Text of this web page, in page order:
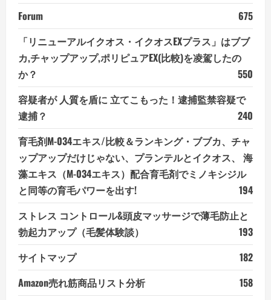
Forum
675
「リニューアルイクオス・イクオスEXプラス」はブブ
カ,チャップアップ,ポリピュアEX(比較)を凌駕したの
か？
550
容疑者が 人質を盾に 立てこもった！逮捕監禁容疑で
逮捕？
240
育毛剤M-034エキス/比較＆ランキング・ブブカ、チャ
ップアップだけじゃない、プランテルとイクオス、 海
藻エキス（M-034エキス）配合育毛剤でミノキシジル
と同等の育毛パワーを出す!
194
ストレス コントロール&頭皮マッサージで薄毛防止と
勃起力アップ（毛髪体験談）
193
サイトマップ
182
Amazon売れ筋商品リスト分析
158